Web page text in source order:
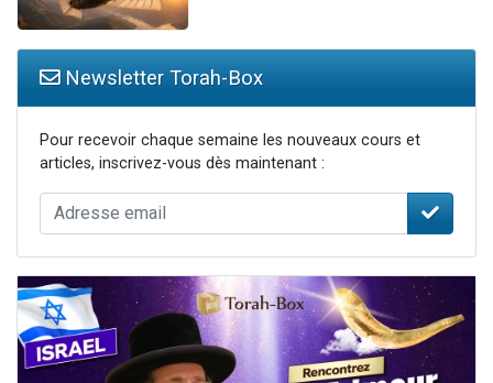
Newsletter Torah-Box
Pour recevoir chaque semaine les nouveaux cours et
articles, inscrivez-vous dès maintenant :